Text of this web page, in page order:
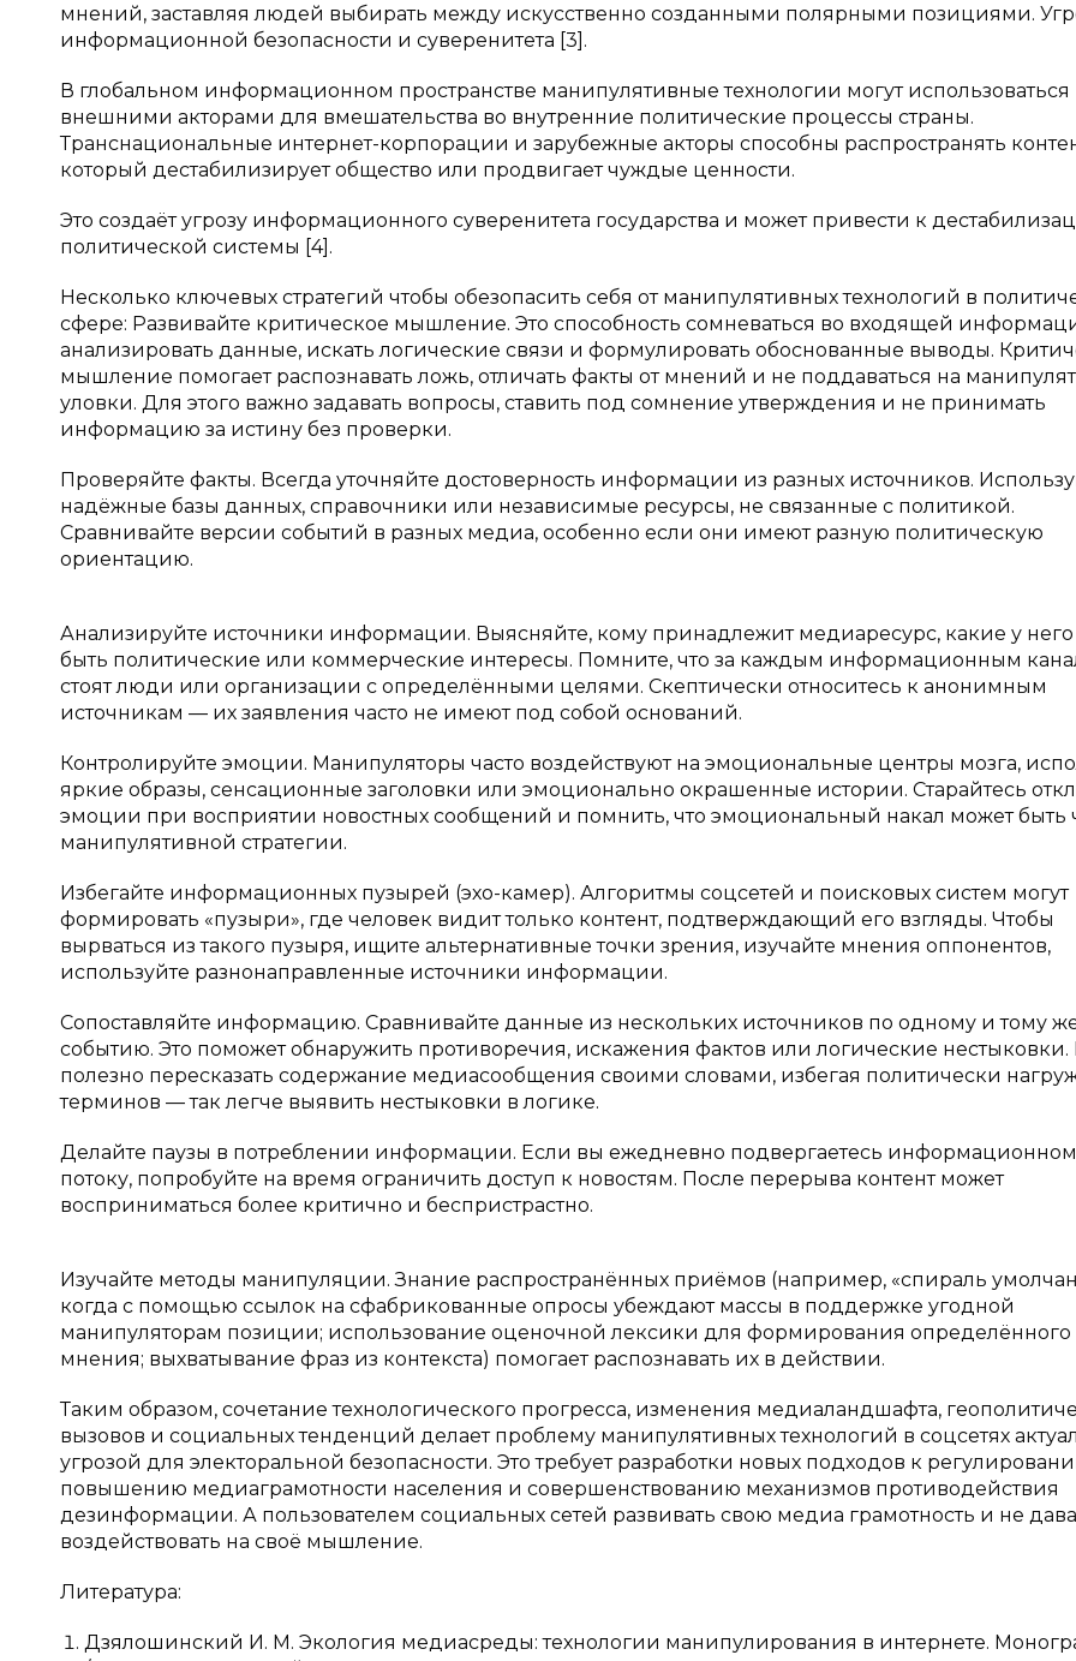
мнений, заставляя людей выбирать между искусственно созданными полярными позициями.
информационной безопасности и суверенитета [3].
В глобальном информационном пространстве манипулятивные технологии могут использоваться
внешними акторами для вмешательства во внутренние политические процессы страны.
Транснациональные интернет-корпорации и зарубежные акторы способны распространять
который дестабилизирует общество или продвигает чуждые ценности.
Это создаёт угрозу информационного суверенитета государства и может привести к
политической системы [4].
Несколько ключевых стратегий чтобы обезопасить себя от манипулятивных технологий в
сфере: Развивайте критическое мышление. Это способность сомневаться во входящей
анализировать данные, искать логические связи и формулировать обоснованные выводы.
мышление помогает распознавать ложь, отличать факты от мнений и не поддаваться на
уловки. Для этого важно задавать вопросы, ставить под сомнение утверждения и не принимать
информацию за истину без проверки.
Проверяйте факты. Всегда уточняйте достоверность информации из разных источников.
надёжные базы данных, справочники или независимые ресурсы, не связанные с политикой.
Сравнивайте версии событий в разных медиа, особенно если они имеют разную политическую
ориентацию.
Анализируйте источники информации. Выясняйте, кому принадлежит медиаресурс, какие у него
быть политические или коммерческие интересы. Помните, что за каждым информационным
стоят люди или организации с определёнными целями. Скептически относитесь к анонимным
источникам — их заявления часто не имеют под собой оснований.
Контролируйте эмоции. Манипуляторы часто воздействуют на эмоциональные центры мозга,
яркие образы, сенсационные заголовки или эмоционально окрашенные истории. Старайтесь
эмоции при восприятии новостных сообщений и помнить, что эмоциональный накал может быть
манипулятивной стратегии.
Избегайте информационных пузырей (эхо-камер). Алгоритмы соцсетей и поисковых систем могут
формировать «пузыри», где человек видит только контент, подтверждающий его взгляды. Чтобы
вырваться из такого пузыря, ищите альтернативные точки зрения, изучайте мнения оппонентов,
используйте разнонаправленные источники информации.
Сопоставляйте информацию. Сравнивайте данные из нескольких источников по одному и тому
событию. Это поможет обнаружить противоречия, искажения фактов или логические нестыковки.
полезно пересказать содержание медиасообщения своими словами, избегая политически
терминов — так легче выявить нестыковки в логике.
Делайте паузы в потреблении информации. Если вы ежедневно подвергаетесь
потоку, попробуйте на время ограничить доступ к новостям. После перерыва контент может
восприниматься более критично и беспристрастно.
Изучайте методы манипуляции. Знание распространённых приёмов (например, «спираль
когда с помощью ссылок на сфабрикованные опросы убеждают массы в поддержке угодной
манипуляторам позиции; использование оценочной лексики для формирования определённого
мнения; выхватывание фраз из контекста) помогает распознавать их в действии.
Таким образом, сочетание технологического прогресса, изменения медиаландшафта,
вызовов и социальных тенденций делает проблему манипулятивных технологий в соцсетях
угрозой для электоральной безопасности. Это требует разработки новых подходов к
повышению медиаграмотности населения и совершенствованию механизмов противодействия
дезинформации. А пользователем социальных сетей развивать свою медиа грамотность и не
воздействовать на своё мышление.
Литература:
Дзялошинский И. М. Экология медиасреды: технологии манипулирования в интернете.